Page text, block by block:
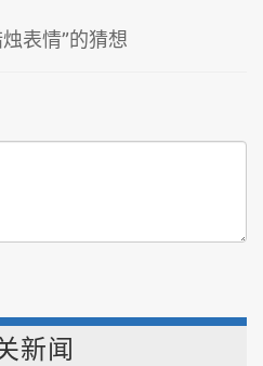
表情”的猜想
新闻